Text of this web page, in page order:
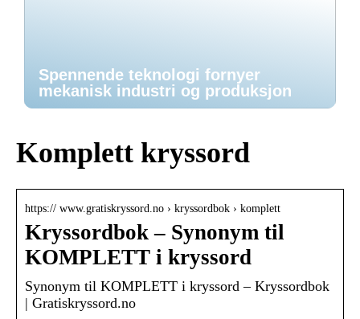
Spennende teknologi fornyer
mekanisk industri og produksjon
Komplett kryssord
https:// www.gratiskryssord.no › kryssordbok › komplett
Kryssordbok – Synonym til
KOMPLETT i kryssord
Synonym til KOMPLETT i kryssord – Kryssordbok
| Gratiskryssord.no